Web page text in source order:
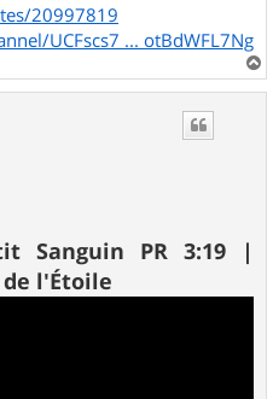
20997819
UCFscs7 ... otBdWFL7Ng
a
Sanguin PR 3:19 |
l'Étoile